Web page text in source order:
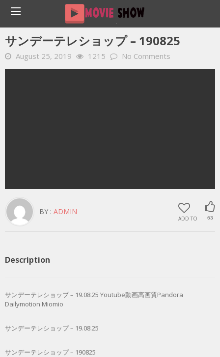
Home YOUTUBE 動画 毎日 サンデーテレショップ – 190825
サンデーテレショップ – 190825
August 25, 2019 1215 No Comments
ADD TO 63
BY : ADMIN
Description
サンデーテレショップ – 19.08.25 Youtube動画高画質Pandora
Dailymotion Miomio
サンデーテレショップ – 19.08.25
サンデーテレショップ – 190825